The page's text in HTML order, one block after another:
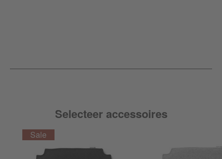
Selecteer accessoires